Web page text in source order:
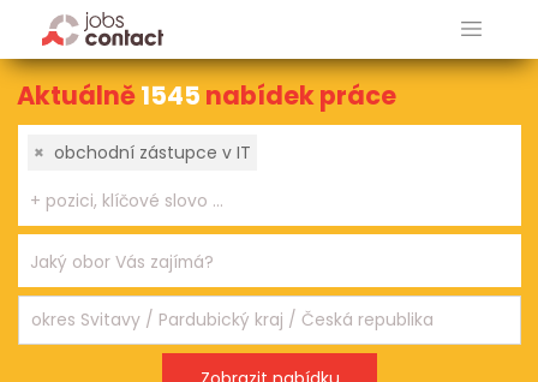
Aktuálně1545 nabídek práce
× obchodní zástupce v IT